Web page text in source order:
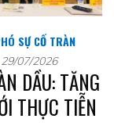
SỰ CỐ TRÀN
29/07/2026
DẦU: TĂNG
THỰC TIỄN